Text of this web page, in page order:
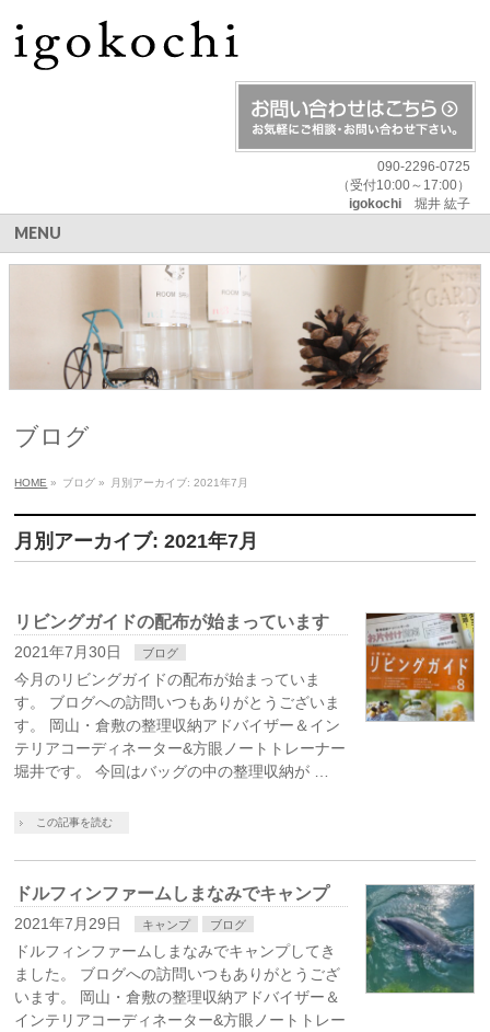
090-2296-0725
（受付10:00～17:00）
igokochi堀井 紘子
MENU
ブログ
HOME » ブログ » 月別アーカイブ: 2021年7月
月別アーカイブ: 2021年7月
リビングガイドの配布が始まっています
2021年7月30日 ブログ
今月のリビングガイドの配布が始まっていま
す。 ブログへの訪問いつもありがとうございま
す。 岡山・倉敷の整理収納アドバイザー＆イン
テリアコーディネーター&方眼ノートトレーナー
堀井です。 今回はバッグの中の整理収納が …
この記事を読む
ドルフィンファームしまなみでキャンプ
2021年7月29日 キャンプ ブログ
ドルフィンファームしまなみでキャンプしてき
ました。 ブログへの訪問いつもありがとうござ
います。 岡山・倉敷の整理収納アドバイザー＆
インテリアコーディネーター&方眼ノートトレー